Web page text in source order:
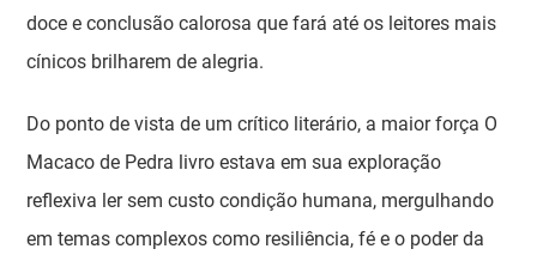
doce e conclusão calorosa que fará até os leitores mais
cínicos brilharem de alegria.
Do ponto de vista de um crítico literário, a maior força O
Macaco de Pedra livro estava em sua exploração
reflexiva ler sem custo condição humana, mergulhando
em temas complexos como resiliência, fé e o poder da